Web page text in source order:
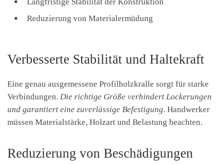
Reduzierung von Materialermüdung
Verbesserte Stabilität und Haltekraft
Eine genau ausgemessene Profilholzkralle sorgt für starke
Verbindungen. Die richtige Größe verhindert Lockerungen
und garantiert eine zuverlässige Befestigung. Handwerker
müssen Materialstärke, Holzart und Belastung beachten.
Reduzierung von Beschädigungen